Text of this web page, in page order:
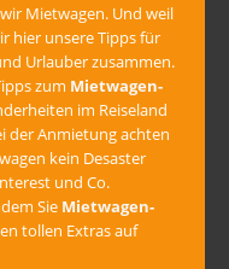
Mietwagen. Und weil
hier unsere Tipps für
Urlauber zusammen.
zum Mietwagen-
im Reiseland
der Anmietung achten
kein Desaster
und Co.
Sie Mietwagen-
tollen Extras auf